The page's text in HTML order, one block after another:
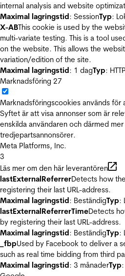
internal analysis and website
Maximal lagringstid: SessionTyp:
X-ABThis cookie is used by the
multi-variate testing. This is a tool
on the website. This allows the
variation/edition of the site.
Maximal lagringstid: 1 dagTyp:
Marknadsföring 27
Marknadsföringscookies används
Syftet är att visa annonser som är
enskilda användaren och därmed
tredjepartsannonsörer.
Meta Platforms, Inc.
3
Läs mer om den här leverantören
lastExternalReferrerDetects how
registering their last URL-address.
Maximal lagringstid: BeständigTyp:
lastExternalReferrerTimeDetects
by registering their last URL-address.
Maximal lagringstid: BeständigTyp:
_fbpUsed by Facebook to deliver a
such as real time bidding from third
Maximal lagringstid: 3 månaderTyp